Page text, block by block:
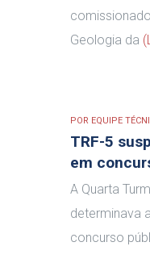
Geologia da
POR EQUIPE
TRF-5
em
A Quarta
determinava
concurso